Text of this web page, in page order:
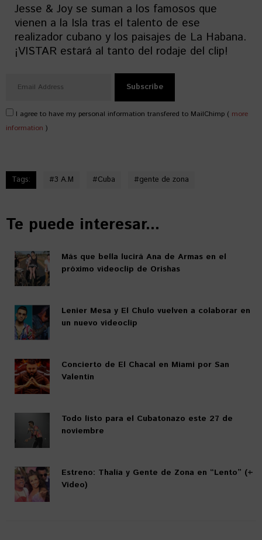
Jesse & Joy se suman a los famosos que
vienen a la Isla tras el talento de ese
realizador cubano y los paisajes de La Habana.
¡VISTAR estará al tanto del rodaje del clip!
I agree to have my personal information transfered to MailChimp ( more
information )
Tags: #3 A.M #Cuba #gente de zona
Te puede interesar...
Más que bella lucirá Ana de Armas en el
próximo videoclip de Orishas
Lenier Mesa y El Chulo vuelven a colaborar en
un nuevo videoclip
Concierto de El Chacal en Miami por San
Valentín
Todo listo para el Cubatonazo este 27 de
noviembre
Estreno: Thalía y Gente de Zona en “Lento” (+
Video)